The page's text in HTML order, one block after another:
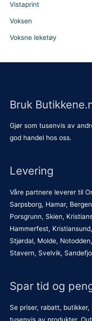
Vistaprint
Voksen
Voksne leketøy
Bruk
Gjør som tusenvis av
god handel hos oss.
Levering
Våre partnere leverer til
Sarpsborg, Hamar,
Porsgrunn, Skien,
Hammerfest,
Stjørdal, Molde,
Stavern, Svelvik,
Spar tid og
Se priser, rabatt,
tusenvis av produkter.